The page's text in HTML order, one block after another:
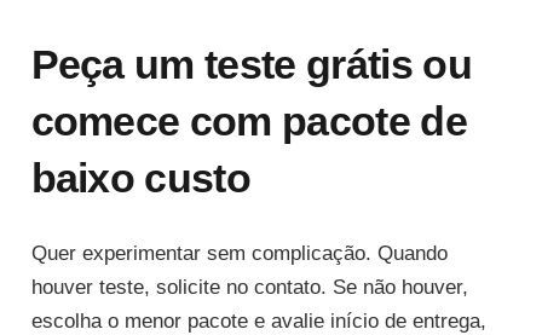
Peça um teste grátis ou
comece com pacote de
baixo custo
Quer experimentar sem complicação. Quando
houver teste, solicite no contato. Se não houver,
escolha o menor pacote e avalie início de entrega,